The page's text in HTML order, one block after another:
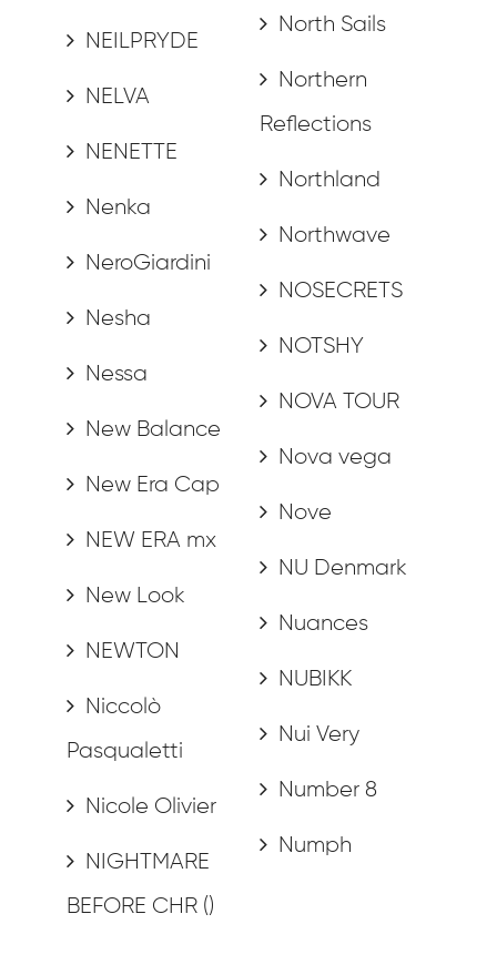
NEILPRYDE
NELVA
NENETTE
Nenka
NeroGiardini
Nesha
Nessa
New Balance
New Era Cap
NEW ERA mx
New Look
NEWTON
Niccolò
Pasqualetti
Nicole Olivier
NIGHTMARE
BEFORE CHR ()
North Sails
Northern
Reflections
Northland
Northwave
NOSECRETS
NOTSHY
NOVA TOUR
Nova vega
Nove
NU Denmark
Nuances
NUBIKK
Nui Very
Number 8
Numph